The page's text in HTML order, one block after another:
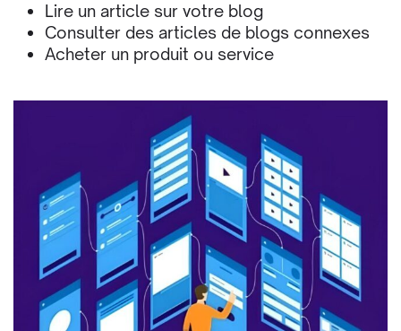
Lire un article sur votre blog
Consulter des articles de blogs connexes
Acheter un produit ou service